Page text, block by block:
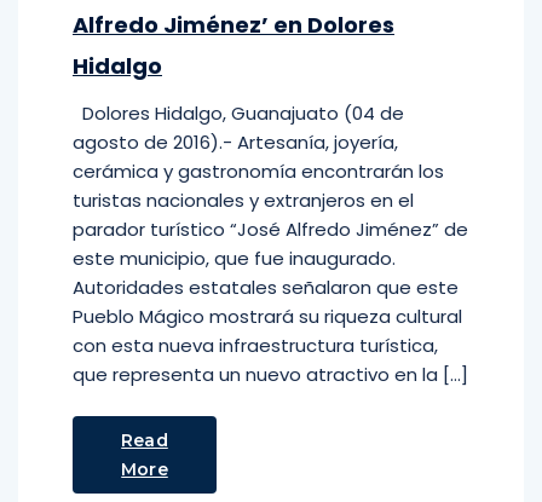
Alfredo Jiménez’ en Dolores
Hidalgo
Dolores Hidalgo, Guanajuato (04 de
agosto de 2016).- Artesanía, joyería,
cerámica y gastronomía encontrarán los
turistas nacionales y extranjeros en el
parador turístico “José Alfredo Jiménez” de
este municipio, que fue inaugurado.
Autoridades estatales señalaron que este
Pueblo Mágico mostrará su riqueza cultural
con esta nueva infraestructura turística,
que representa un nuevo atractivo en la […]
Read
More